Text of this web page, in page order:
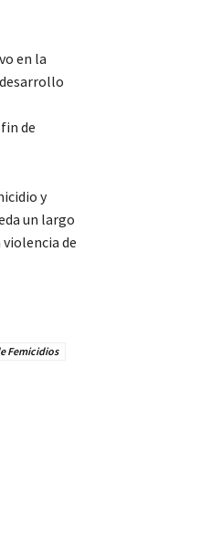
en la
de
y
un largo
de
Femicidios